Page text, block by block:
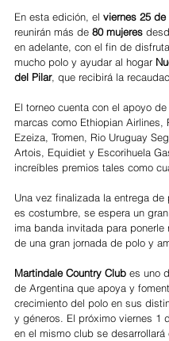
En esta edición, el viernes 25 de
reunirán más de 80 mujeres
en adelante, con el fin de
mucho polo y ayudar al hogar
del Pilar, que recibirá la
El torneo cuenta con el apoyo
marcas como Ethiopian Airlines,
Ezeiza, Tromen, Rio Uruguay
Artois, Equidiet y Escorihuela
increíbles premios tales como
Una vez finalizada la entrega de
es costumbre, se espera un
ima banda invitada para ponerle
de una gran jornada de polo y
Martindale Country Club es uno
de Argentina que apoya y
crecimiento del polo en sus
y géneros. El próximo viernes 1
en el mismo club se desarrollará